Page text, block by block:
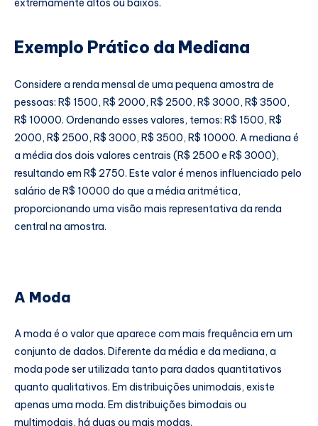
extremamente altos ou baixos.
Exemplo Prático da Mediana
Considere a renda mensal de uma pequena amostra de
pessoas: R$ 1500, R$ 2000, R$ 2500, R$ 3000, R$ 3500,
R$ 10000. Ordenando esses valores, temos: R$ 1500, R$
2000, R$ 2500, R$ 3000, R$ 3500, R$ 10000. A mediana é
a média dos dois valores centrais (R$ 2500 e R$ 3000),
resultando em R$ 2750. Este valor é menos influenciado pelo
salário de R$ 10000 do que a média aritmética,
proporcionando uma visão mais representativa da renda
central na amostra.
A Moda
A moda é o valor que aparece com mais frequência em um
conjunto de dados. Diferente da média e da mediana, a
moda pode ser utilizada tanto para dados quantitativos
quanto qualitativos. Em distribuições unimodais, existe
apenas uma moda. Em distribuições bimodais ou
multimodais, há duas ou mais modas.